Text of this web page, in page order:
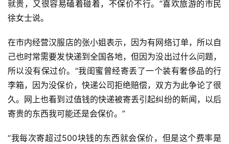
就贵，又很容易磕着碰着，不保价不行。”喜欢旅游的市民
徐女士说。
在市内经营汉服店的张小姐表示，因为有网络订单，所以自
己也时常需要发快递到全国各地，但因为没出过什么问题，
所以没有保过价。“我闺蜜曾经寄丢了一个装有奢侈品的行
李箱，因为没保价，快递公司拒绝赔偿，双方为此争论了很
久。网上也看到过值钱的快递被寄丢引起纠纷的新闻，以后
寄贵的东西我可能还是会保价。”
“我每次寄超过500块钱的东西就会保价，但是这个费率是